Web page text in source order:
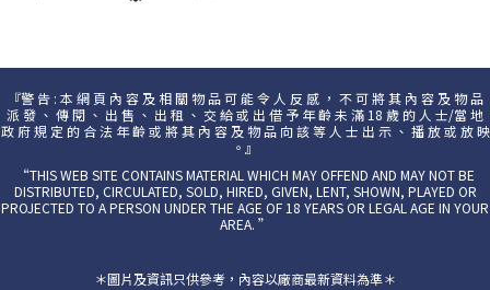
『警 告 : 本 網 頁 內 容 及 相 關 物 品 可 能 令 人 反 感 ， 不 可 將 其 內 容 及 物 品
派 發 、 傳 閱 、 出 售 、 出 租 、 交 給 或 出 借 予 年 齡 未 滿 18 歲 的 人 士/當 地
政 府 規 定 的 合 法 年 齡 或 將 其 內 容 及 物 品 向 該 等 人 士 出 示 、 播 放 或 放 映
。』
“THIS WEB SITE CONTAINS MATERIAL WHICH MAY OFFEND AND MAY NOT BE
DISTRIBUTED, CIRCULATED, SOLD, HIRED, GIVEN, LENT, SHOWN, PLAYED OR
PROJECTED TO A PERSON UNDER THE AGE OF 18 YEARS OR LEGAL AGE IN YOUR
AREA. ”
＊圖片及資訊只供參考，內容以廠商最新資料為準＊